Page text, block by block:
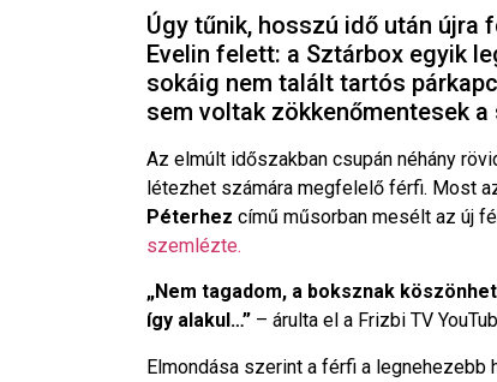
Úgy tűnik, hosszú idő után
Evelin felett: a Sztárbox egyik
sokáig nem talált tartós
sem voltak zökkenőmentesek a
Az elmúlt időszakban csupán néhány
létezhet számára megfelelő férfi. Most
Péterhez című műsorban mesélt az új
szemlézte.
„Nem tagadom, a boksznak
így alakul…” – árulta el a Frizbi TV
Elmondása szerint a férfi a legnehezebb